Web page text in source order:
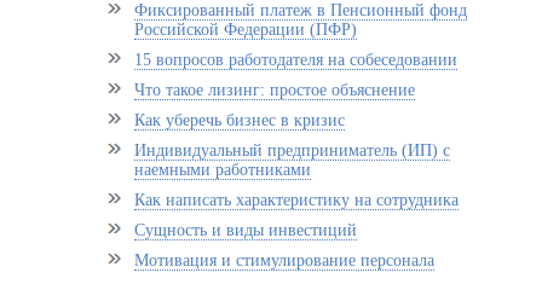
Фиксированный платеж в Пенсионный фонд
Российской Федерации (ПФР)
15 вопросов работодателя на собеседовании
Что такое лизинг: простое объяснение
Как уберечь бизнес в кризис
Индивидуальный предприниматель (ИП) с
наемными работниками
Как написать характеристику на сотрудника
Сущность и виды инвестиций
Мотивация и стимулирование персонала